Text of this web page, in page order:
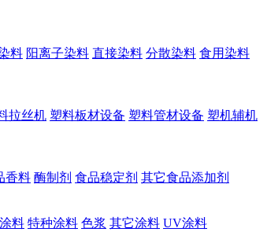
料 阳离子染料 直接染料 分散染料 食用染料
拉丝机 塑料板材设备 塑料管材设备 塑机辅机
香料 酶制剂 食品稳定剂 其它食品添加剂
料 特种涂料 色浆 其它涂料 UV涂料